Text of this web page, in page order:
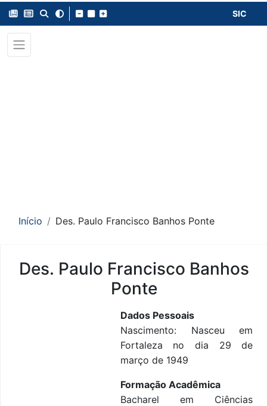
SIC
Início Des. Paulo Francisco Banhos Ponte
Conteúdo
Des. Paulo Francisco Banhos
Ponte
Dados Pessoais
Nascimento: Nasceu em
Fortaleza no dia 29 de
março de 1949
Formação Acadêmica
Bacharel em Ciências